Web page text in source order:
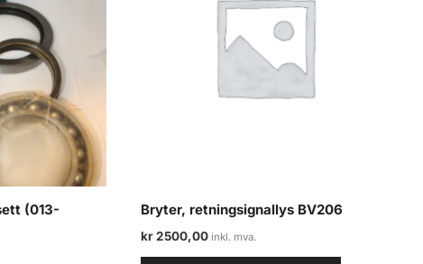
(013-
Bryter, retningsignallys BV206
kr2500,00